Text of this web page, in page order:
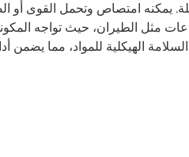
يمكنه امتصاص وتحمل القوى
مثل الطيران، حيث تواجه